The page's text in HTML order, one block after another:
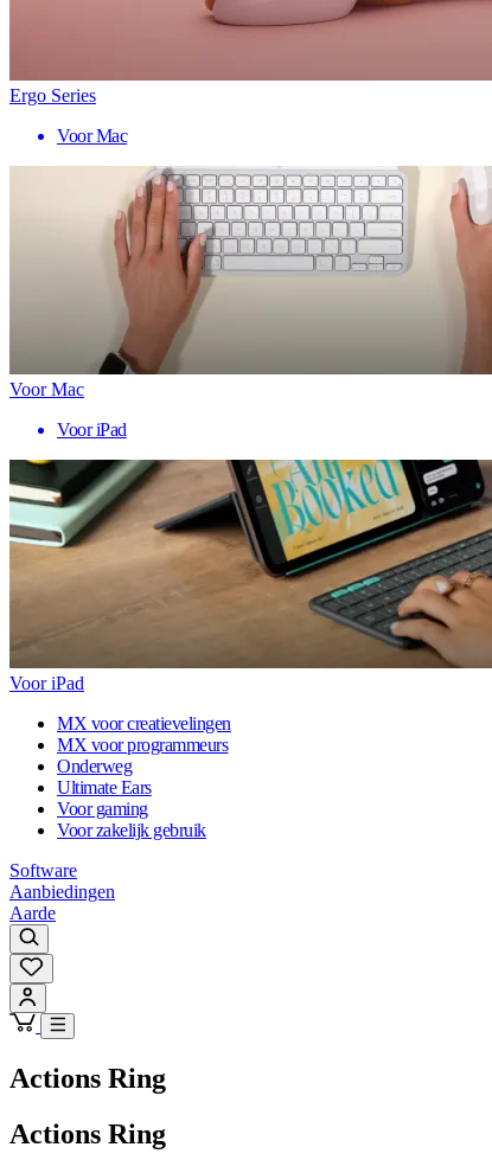
Ergo Series
Voor Mac
Voor Mac
Voor iPad
Voor iPad
MX voor creatievelingen
MX voor programmeurs
Onderweg
Ultimate Ears
Voor gaming
Voor zakelijk gebruik
Software
Aanbiedingen
Aarde
Actions Ring
Actions Ring